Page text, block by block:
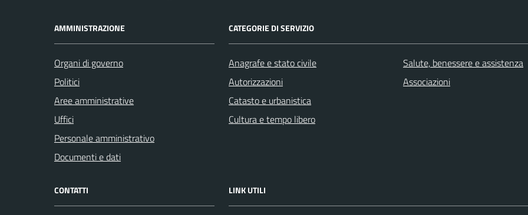
AMMINISTRAZIONE
Organi di governo
Politici
Aree amministrative
Uffici
Personale amministrativo
Documenti e dati
CATEGORIE DI SERVIZIO
Anagrafe e stato civile
Autorizzazioni
Catasto e urbanistica
Cultura e tempo libero
Salute, benessere e assistenza
Associazioni
CONTATTI LINK UTILI